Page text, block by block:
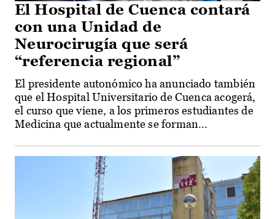
El Hospital de Cuenca contará
con una Unidad de
Neurocirugía que será
“referencia regional”
El presidente autonómico ha anunciado también
que el Hospital Universitario de Cuenca acogerá,
el curso que viene, a los primeros estudiantes de
Medicina que actualmente se forman...